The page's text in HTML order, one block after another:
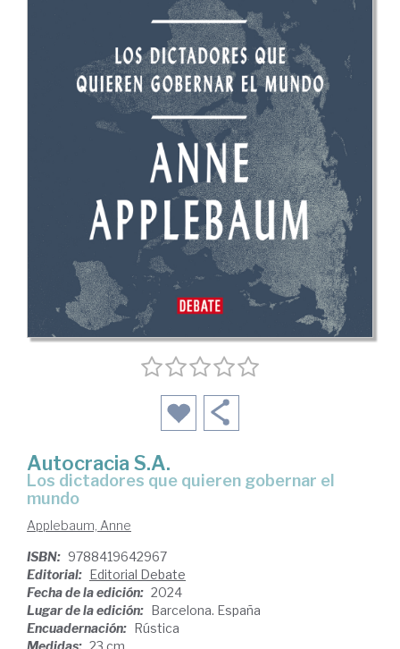
Autocracia S.A.
Los dictadores que quieren gobernar el
mundo
Applebaum, Anne
ISBN: 9788419642967
Editorial: Editorial Debate
Fecha de la edición: 2024
Lugar de la edición: Barcelona. España
Encuadernación: Rústica